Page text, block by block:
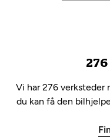
Vi har 276 verksteder
du kan få den